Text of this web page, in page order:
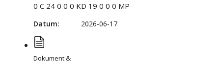
0 C 24 0 0 0 KD 19 0 0 0 MP
Datum 2026-06-17
Dokument &